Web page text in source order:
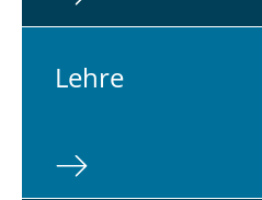
Lehre